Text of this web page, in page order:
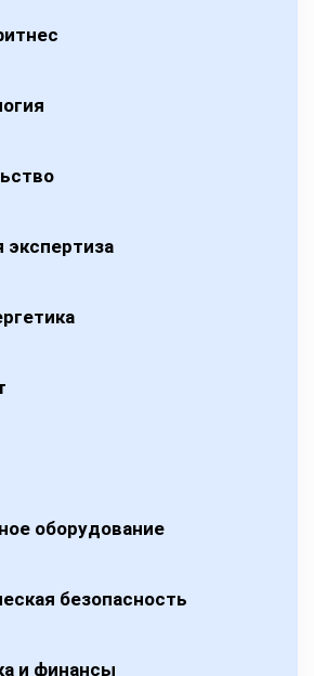
экспертиза
оборудование
безопасность
и финансы